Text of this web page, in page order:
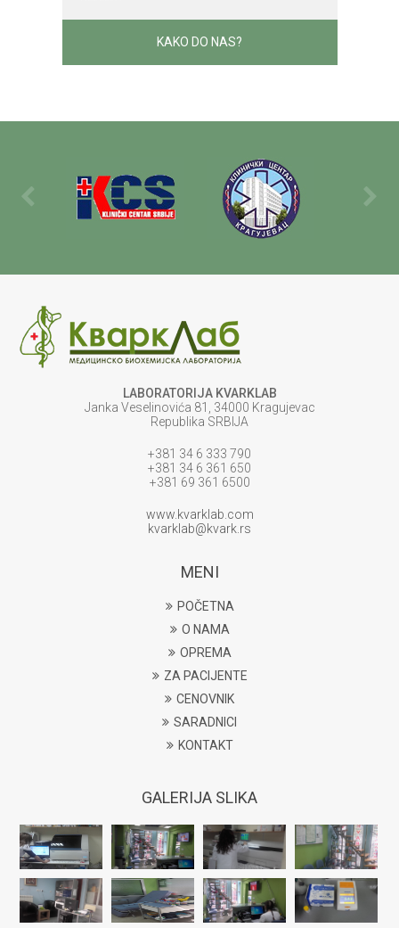
KAKO DO NAS?
LABORATORIJA KVARKLAB
Janka Veselinovića 81, 34000 Kragujevac
Republika SRBIJA
+381 34 6 333 790
+381 34 6 361 650
+381 69 361 6500
www.kvarklab.com
kvarklab@kvark.rs
MENI
POČETNA
O NAMA
OPREMA
ZA PACIJENTE
CENOVNIK
SARADNICI
KONTAKT
GALERIJA SLIKA